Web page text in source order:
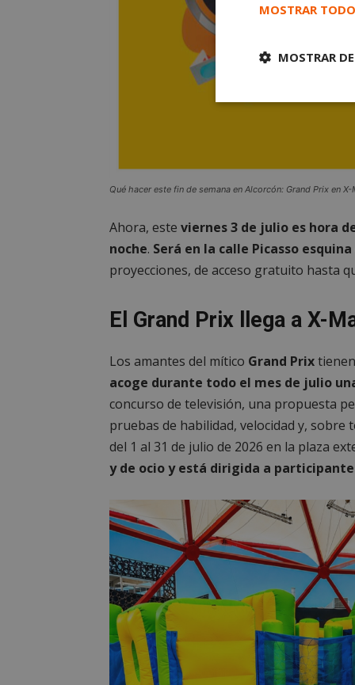
Qué hacer este fin de semana en Alcorcón: Grand Prix en
Ahora, este viernes 3 de julio es hora
noche. Será en la calle Picasso
proyecciones, de acceso gratuito hasta
El Grand Prix llega a X-
Los amantes del mítico Grand Prix
acoge durante todo el mes de julio
concurso de televisión, una propuesta
pruebas de habilidad, velocidad y, sobre
del 1 al 31 de julio de 2026 en la plaza
y de ocio y está dirigida a
MOSTRAR
MOSTRAR
Cookies
PHPSESSID
AWSALBCORS
sp_landing
sp_t